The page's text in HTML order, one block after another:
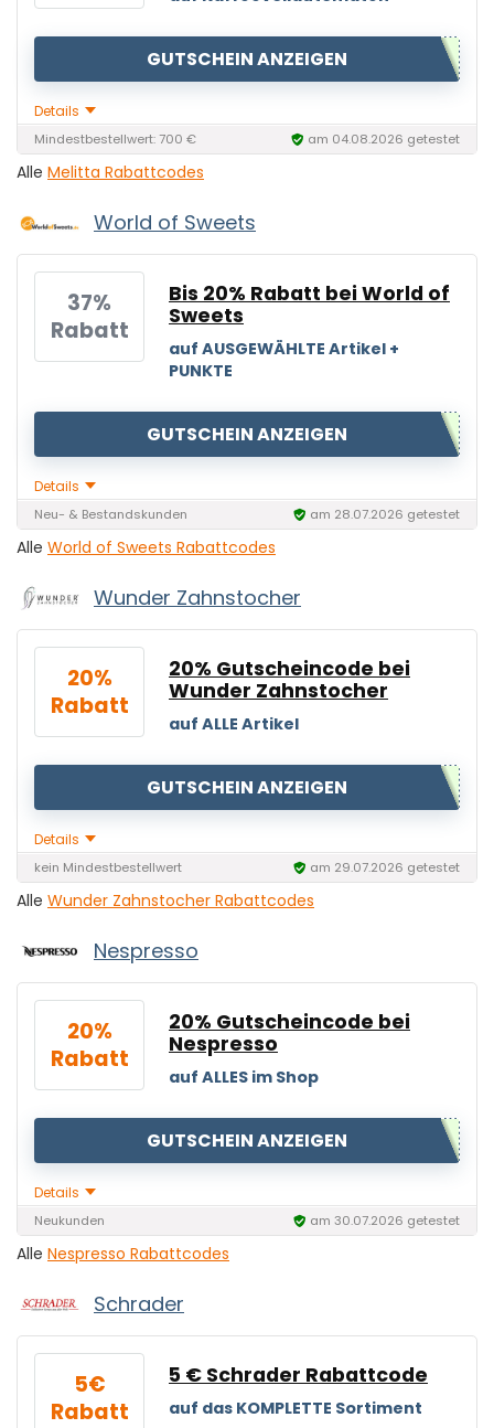
GUTSCHEIN ANZEIGEN
Details
Mindestbestellwert: 700 € am 04.08.2026 getestet
Alle Melitta Rabattcodes
World of Sweets
37%
Rabatt
Bis 20% Rabatt bei World of
Sweets
auf AUSGEWÄHLTE Artikel +
PUNKTE
GUTSCHEIN ANZEIGEN
Details
Neu- & Bestandskunden am 28.07.2026 getestet
Alle World of Sweets Rabattcodes
Wunder Zahnstocher
20%
Rabatt
20% Gutscheincode bei
Wunder Zahnstocher
auf ALLE Artikel
GUTSCHEIN ANZEIGEN
Details
kein Mindestbestellwert am 29.07.2026 getestet
Alle Wunder Zahnstocher Rabattcodes
Nespresso
20%
Rabatt
20% Gutscheincode bei
Nespresso
auf ALLES im Shop
GUTSCHEIN ANZEIGEN
Details
Neukunden am 30.07.2026 getestet
Alle Nespresso Rabattcodes
Schrader
5€
Rabatt
5 € Schrader Rabattcode
auf das KOMPLETTE Sortiment